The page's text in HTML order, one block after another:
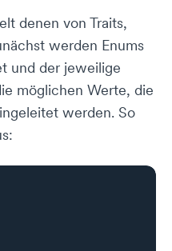
denen von Traits,
werden Enums
und der jeweilige
möglichen Werte, die
werden. So